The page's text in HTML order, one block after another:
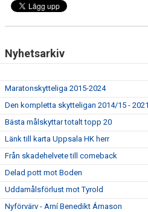
Nyhetsarkiv
Maratonskytteliga 2015-2024
Den kompletta skytteligan 2014/15 -
Bästa målskyttar totalt topp 20
Länk till karta Uppsala HK herr
Från skadehelvete till comeback
Delad pott mot Boden
Uddamålsförlust mot Tyrold
Nyförvärv - Arní Benedikt Árnason